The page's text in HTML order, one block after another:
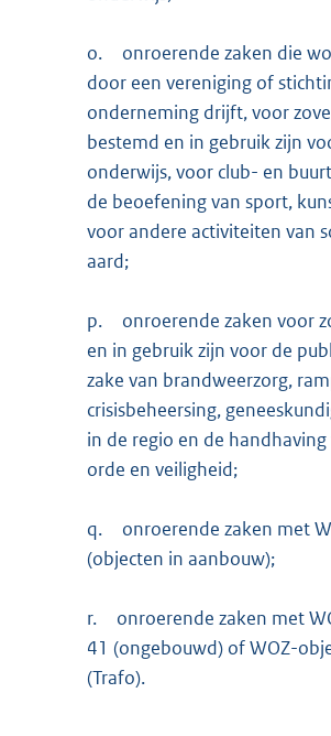
o.
onroerende zaken die
door een vereniging of
onderneming drijft, voor
bestemd en in gebruik zijn
onderwijs, voor club- en
de beoefening van sport,
voor andere activiteiten van
aard;
p.
onroerende zaken voor
en in gebruik zijn voor de
zake van brandweerzorg,
crisisbeheersing,
in de regio en de
orde en veiligheid;
q.
onroerende zaken met
(objecten in aanbouw);
r.
onroerende zaken met
41 (ongebouwd) of WOZ-
(Trafo).